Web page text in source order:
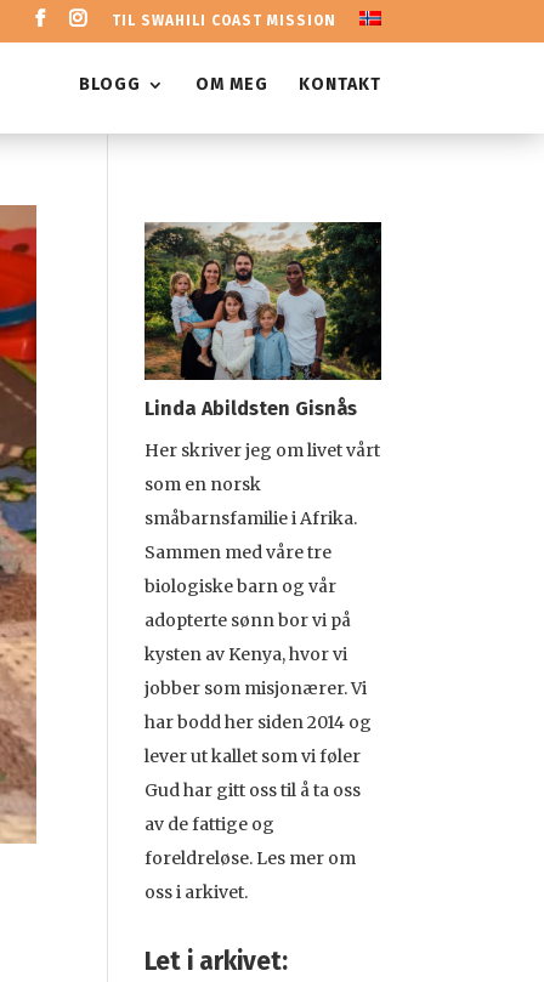
TIL SWAHILI COAST MISSION
BLOGG OM MEG KONTAKT
Linda Abildsten Gisnås
Her skriver jeg om livet vårt
som en norsk
småbarnsfamilie i Afrika.
Sammen med våre tre
biologiske barn og vår
adopterte sønn bor vi på
kysten av Kenya, hvor vi
jobber som misjonærer. Vi
har bodd her siden 2014 og
lever ut kallet som vi føler
Gud har gitt oss til å ta oss
av de fattige og
foreldreløse. Les mer om
oss i arkivet.
Let i arkivet: